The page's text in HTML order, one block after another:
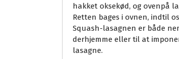
hakket oksekød, og ovenpå
Retten bages i ovnen, indtil
Squash-lasagnen er både
derhjemme eller til at
lasagne.